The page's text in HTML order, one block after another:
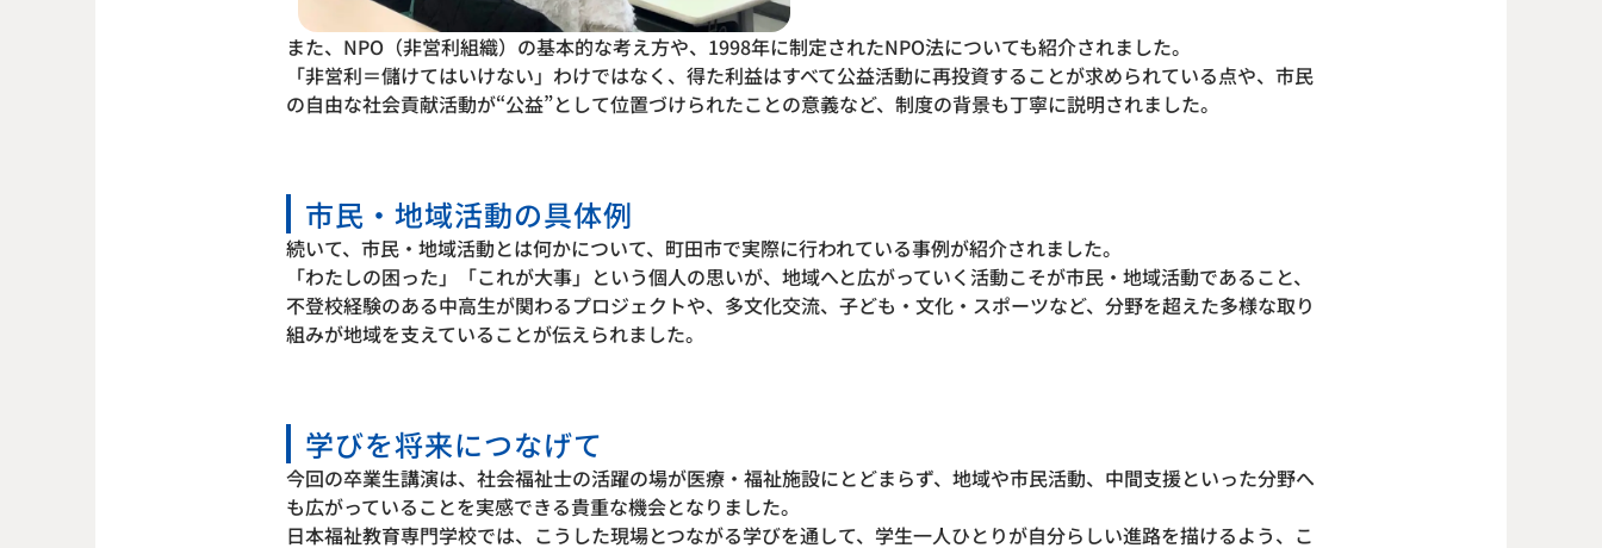
また、NPO（非営利組織）の基本的な考え方や、1998年に制定されたNPO法についても紹介されました。
「非営利＝儲けてはいけない」わけではなく、得た利益はすべて公益活動に再投資することが求められている点や、市民
の自由な社会貢献活動が“公益”として位置づけられたことの意義など、制度の背景も丁寧に説明されました。
市民・地域活動の具体例
続いて、市民・地域活動とは何かについて、町田市で実際に行われている事例が紹介されました。
「わたしの困った」「これが大事」という個人の思いが、地域へと広がっていく活動こそが市民・地域活動であること、
不登校経験のある中高生が関わるプロジェクトや、多文化交流、子ども・文化・スポーツなど、分野を超えた多様な取り
組みが地域を支えていることが伝えられました。
学びを将来につなげて
今回の卒業生講演は、社会福祉士の活躍の場が医療・福祉施設にとどまらず、地域や市民活動、中間支援といった分野へ
も広がっていることを実感できる貴重な機会となりました。
日本福祉教育専門学校では、こうした現場とつながる学びを通して、学生一人ひとりが自分らしい進路を描けるよう、こ